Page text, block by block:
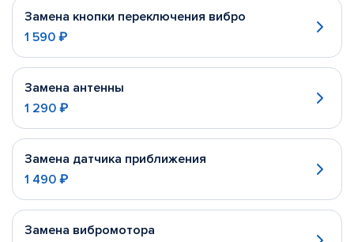
Замена кнопки переключения вибро
1 590 ₽
Замена антенны
1 290 ₽
Замена датчика приближения
1 490 ₽
Замена вибромотора